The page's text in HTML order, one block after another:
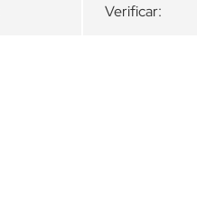
Verificar: